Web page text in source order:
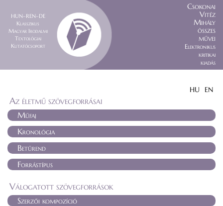
HUN–REN–DE
Klasszikus
Magyar Irodalmi
Textológiai
Kutatócsoport
Csokonai
Vitéz
Mihály
összes
művei
Elektronikus
kritikai
kiadás
HU EN
Az életmű szövegforrásai
Műfaj
Kronológia
Betűrend
Forrástípus
Válogatott szövegforrások
Szerzői kompozíció